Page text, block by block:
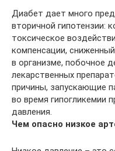
Диабет дает много
вторичной гипотензии:
токсическое
компенсации,
в организме, побочное
лекарственных
причины, запускающие
во время гипогликемии
давления.
Чем опасно низкое